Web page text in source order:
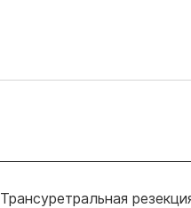
Трансуретральная